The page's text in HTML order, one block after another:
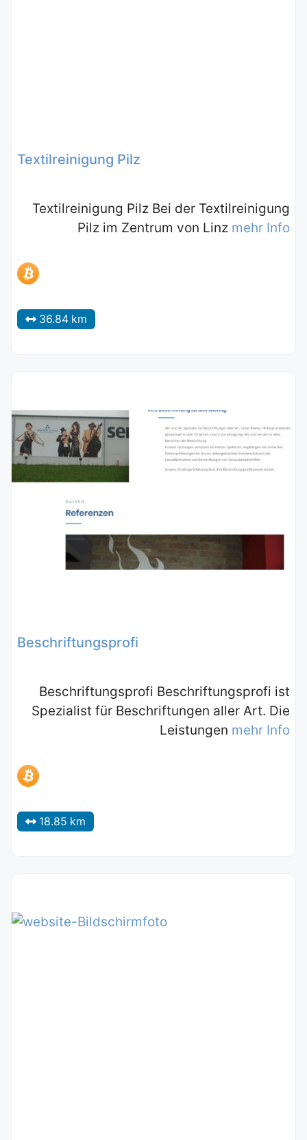
Textilreinigung Pilz
Textilreinigung Pilz Bei der Textilreinigung
Pilz im Zentrum von Linz mehr Info
36.84 km
Beschriftungsprofi
Beschriftungsprofi Beschriftungsprofi ist
Spezialist für Beschriftungen aller Art. Die
Leistungen mehr Info
18.85 km